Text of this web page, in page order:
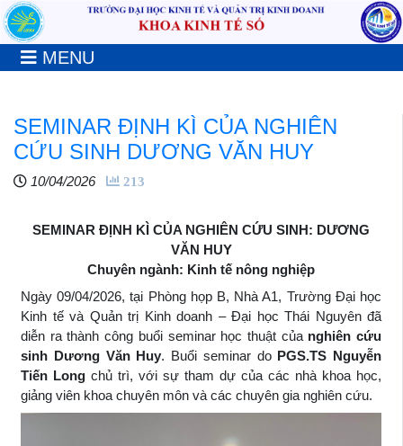
MENU
SEMINAR ĐỊNH KÌ CỦA NGHIÊN
CỨU SINH DƯƠNG VĂN HUY
10/04/2026 213
SEMINAR ĐỊNH KÌ CỦA NGHIÊN CỨU SINH: DƯƠNG
VĂN HUY
Chuyên ngành: Kinh tế nông nghiệp
Ngày 09/04/2026, tại Phòng họp B, Nhà A1, Trường Đại học
Kinh tế và Quản trị Kinh doanh – Đại học Thái Nguyên đã
diễn ra thành công buổi seminar học thuật của nghiên cứu
sinh Dương Văn Huy. Buổi seminar do PGS.TS Nguyễn
Tiến Long chủ trì, với sự tham dự của các nhà khoa học,
giảng viên khoa chuyên môn và các chuyên gia nghiên cứu.